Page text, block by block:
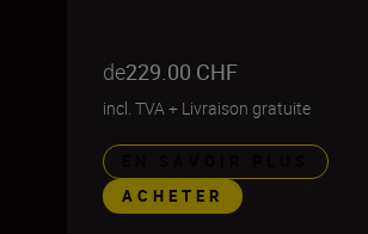
de229.00 CHF
incl. TVA+ Livraison gratuite
ACHETER